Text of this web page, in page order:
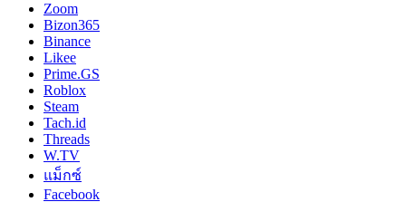
Zoom
Bizon365
Binance
Likee
Prime.GS
Roblox
Steam
Tach.id
Threads
W.TV
แม็กซ์
Facebook